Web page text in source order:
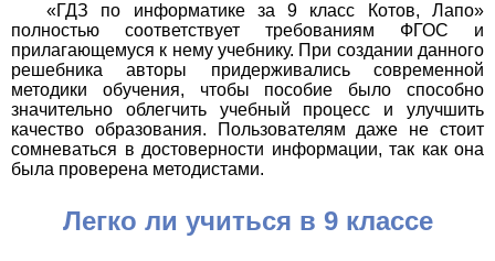
«ГДЗ по информатике за 9 класс Котов, Лапо»
полностью соответствует требованиям ФГОС и
прилагающемуся к нему учебнику. При создании данного
решебника авторы придерживались современной
методики обучения, чтобы пособие было способно
значительно облегчить учебный процесс и улучшить
качество образования. Пользователям даже не стоит
сомневаться в достоверности информации, так как она
была проверена методистами.
Легко ли учиться в 9 классе